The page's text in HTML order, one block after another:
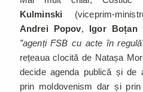
Kulminski (viceprim-
Andrei Popov, Igor Boțan
”agenți FSB cu acte în
rețeaua clocită de Natașa
decide agenda publică și de
prin moldovenism dar și